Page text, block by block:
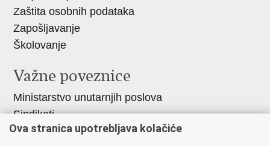
Zaštita osobnih podataka
Zapošljavanje
Školovanje
Važne poveznice
Ministarstvo unutarnjih poslova
Sindikati
Udruge
Ova stranica upotrebljava kolačiće